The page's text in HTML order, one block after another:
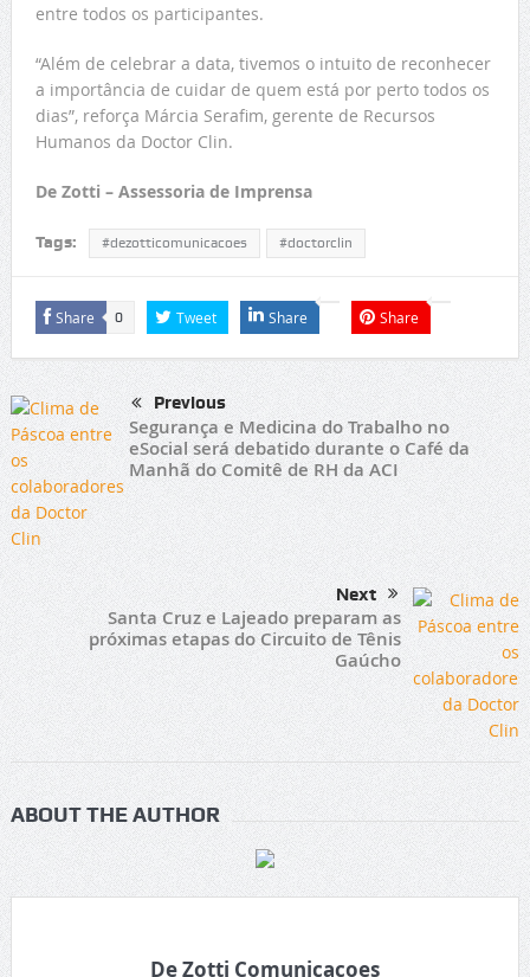
entre todos os participantes.
“Além de celebrar a data, tivemos o intuito de reconhecer
a importância de cuidar de quem está por perto todos os
dias”, reforça Márcia Serafim, gerente de Recursos
Humanos da Doctor Clin.
De Zotti – Assessoria de Imprensa
Tags: #dezotticomunicacoes #doctorclin
Share 0 Tweet Share Share
Previous
Segurança e Medicina do Trabalho no
eSocial será debatido durante o Café da
Manhã do Comitê de RH da ACI
Next
Santa Cruz e Lajeado preparam as
próximas etapas do Circuito de Tênis
Gaúcho
ABOUT THE AUTHOR
De Zotti Comunicacoes